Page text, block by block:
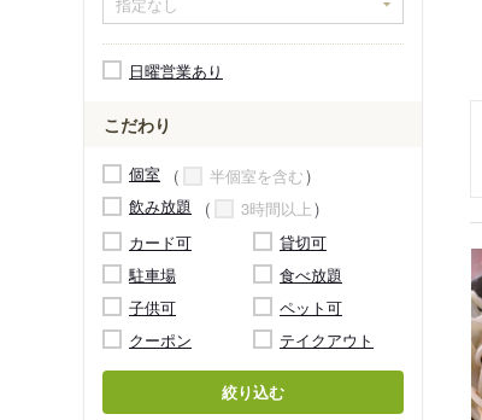
日曜営業あり
こだわり
個室
半個室を含む
飲み放題
3時間以上
カード可
貸切可
駐車場
食べ放題
子供可
ペット可
クーポン
テイクアウト
絞り込む